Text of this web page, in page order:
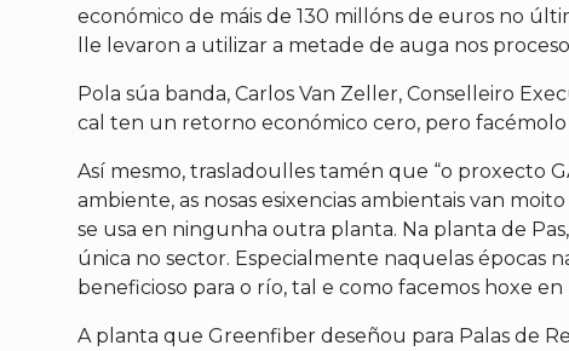
económico de máis de 130 millóns de euros no
lle levaron a utilizar a metade de auga nos
Pola súa banda, Carlos Van Zeller, Conselleiro
cal ten un retorno económico cero, pero facémolo
Así mesmo, trasladoulles tamén que “o proxecto
ambiente, as nosas esixencias ambientais van
se usa en ningunha outra planta. Na planta de
única no sector. Especialmente naquelas épocas
beneficioso para o río, tal e como facemos hoxe
A planta que Greenfiber deseñou para Palas de